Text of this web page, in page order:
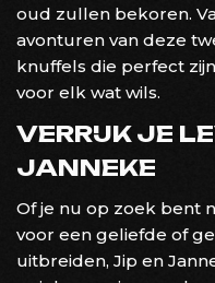
oud zullen bekoren.
avonturen van deze
knuffels die perfect
voor elk wat wils.
VERRIJK JE
JANNEKE
Of je nu op zoek bent
voor een geliefde of
uitbreiden, Jip en